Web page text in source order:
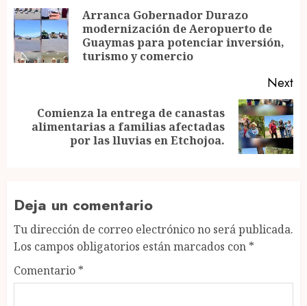
navigationArranca Gobernador Durazo
modernización de Aeropuerto de
Guaymas para potenciar inversión,
turismo y comercio
Next
Next
Comienza la entrega de canastas
alimentarias a familias afectadas
por las lluvias en Etchojoa.
Deja un comentario
Tu dirección de correo electrónico no será publicada.
Los campos obligatorios están marcados con *
Comentario *